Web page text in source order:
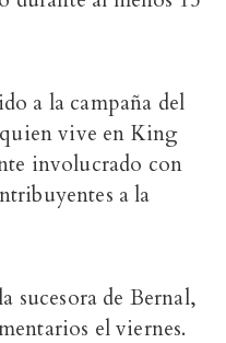
a la campaña del
vive en King
involucrado con
a la
sucesora de Bernal,
el viernes.